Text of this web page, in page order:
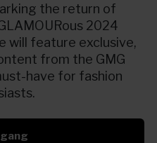
gratis
the return of
2024
will feature exclusive,
from the GMG
have for fashion